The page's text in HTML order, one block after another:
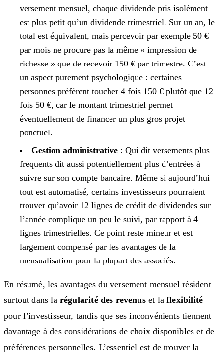
versement mensuel, chaque dividende pris isolément
est plus petit qu’un dividende trimestriel. Sur un an, le
total est équivalent, mais percevoir par exemple 50 €
par mois ne procure pas la même « impression de
richesse » que de recevoir 150 € par trimestre. C’est
un aspect purement psychologique : certaines
personnes préfèrent toucher 4 fois 150 € plutôt que 12
fois 50 €, car le montant trimestriel permet
éventuellement de financer un plus gros projet
ponctuel.
Gestion administrative : Qui dit versements plus
fréquents dit aussi potentiellement plus d’entrées à
suivre sur son compte bancaire. Même si aujourd’hui
tout est automatisé, certains investisseurs pourraient
trouver qu’avoir 12 lignes de crédit de dividendes sur
l’année complique un peu le suivi, par rapport à 4
lignes trimestrielles. Ce point reste mineur et est
largement compensé par les avantages de la
mensualisation pour la plupart des associés.
En résumé, les avantages du versement mensuel résident
surtout dans la régularité des revenuset laflexibilité
pour l’investisseur, tandis que ses inconvénients tiennent
davantage à des considérations de choix disponibles et de
préférences personnelles. L’essentiel est de trouver la